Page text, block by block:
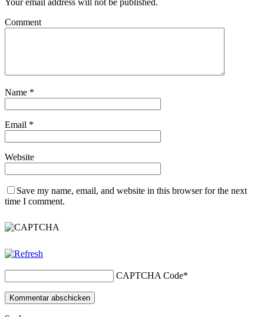
Your email address will not be published.
Comment
Name *
Email *
Website
Save my name, email, and website in this browser for the next
time I comment.
CAPTCHA Code*